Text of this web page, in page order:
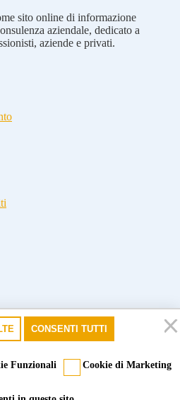
sito online di informazione
aziendale, dedicato a
aziende e privati.
CONSENTI TUTTI
Funzionali Cookie di Marketing